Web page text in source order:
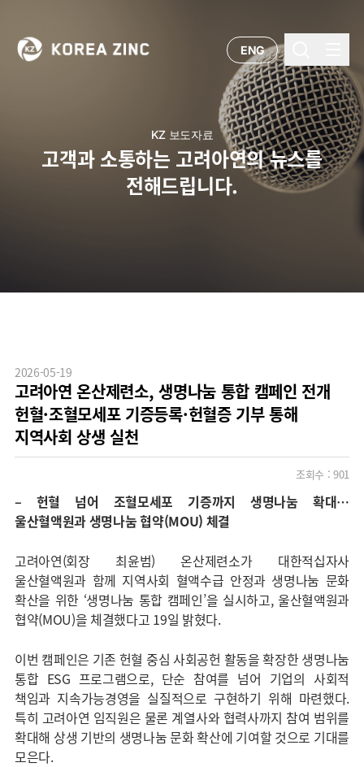
ENG
KZ 보도자료
고객과 소통하는 고려아연의 뉴스를
전해드립니다.
고려아연 온산제련소, 생명나눔 통합 캠페인 전개
헌혈·조혈모세포 기증등록·헌혈증 기부 통해
지역사회 상생 실천
2026-05-19
조회수 : 901
–
헌혈 넘어 조혈모세포 기증까지 생명나눔 확대…
울산혈액원과 생명나눔 협약(MOU) 체결
고려아연(회장 최윤범) 온산제련소가 대한적십자사
울산혈액원과 함께 지역사회 혈액수급 안정과 생명나눔 문화
확산을 위한 ‘생명나눔 통합 캠페인’을 실시하고, 울산혈액원과
협약(MOU)을 체결했다고 19일 밝혔다.
이번 캠페인은 기존 헌혈 중심 사회공헌 활동을 확장한 생명나눔
통합 ESG 프로그램으로, 단순 참여를 넘어 기업의 사회적
책임과 지속가능경영을 실질적으로 구현하기 위해 마련했다.
특히 고려아연 임직원은 물론 계열사와 협력사까지 참여 범위를
확대해 상생 기반의 생명나눔 문화 확산에 기여할 것으로 기대를
모은다.